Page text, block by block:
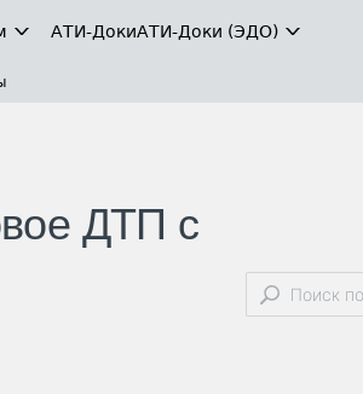
АТИ-ДокиАТИ-Доки (ЭДО)
ДТП с